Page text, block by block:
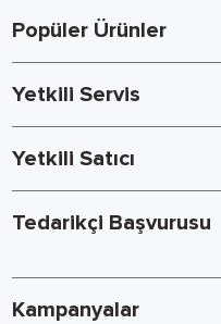
Popüler Ürünler
Yetkili Servis
Yetkili Satıcı
Tedarikçi Başvurusu
Kampanyalar